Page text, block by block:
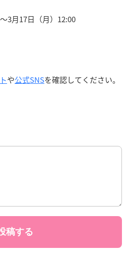
3月17日（月）12:00
や公式SNSを確認してください。